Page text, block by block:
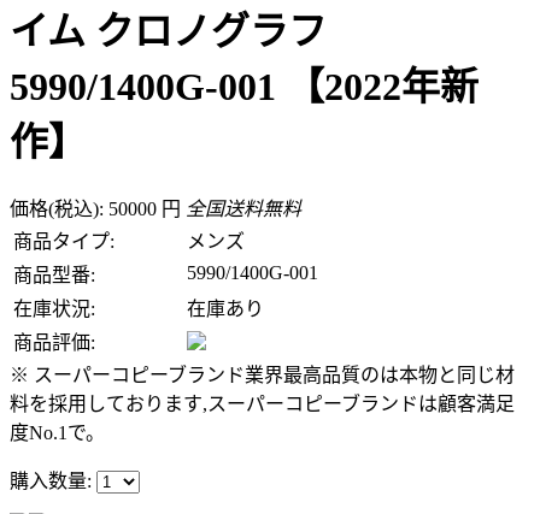
イム クロノグラフ
5990/1400G-001 【2022年新
作】
価格(税込): 50000 円 全国送料無料
商品タイプ:
メンズ
商品型番:
5990/1400G-001
在庫状況:
在庫あり
商品評価:
※ スーパーコピーブランド業界最高品質のは本物と同じ材
料を採用しております,スーパーコピーブランドは顧客満足
度No.1で。
購入数量: